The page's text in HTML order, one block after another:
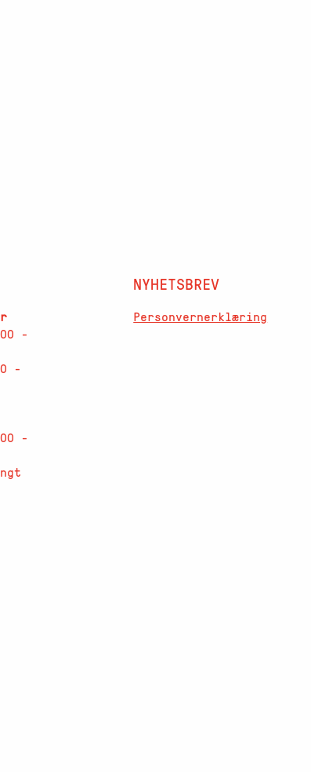
-
-
-
NYHETSBREV
Personvernerklæring